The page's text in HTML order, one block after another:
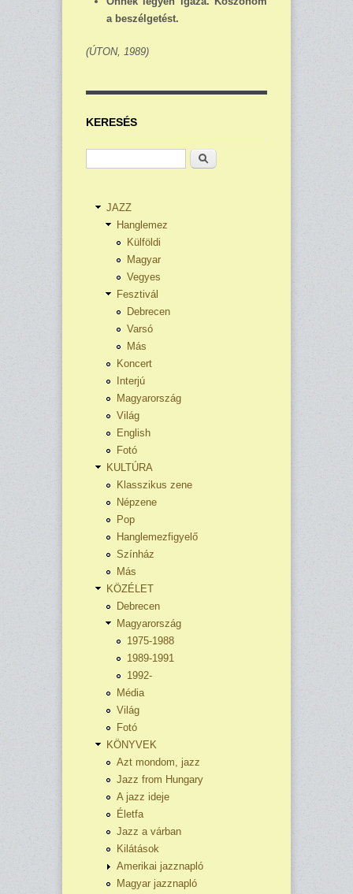
a beszélgetést.
(ÚTON, 1989)
KERESÉS
Keresés
JAZZ
Hanglemez
Külföldi
Magyar
Vegyes
Fesztivál
Debrecen
Varsó
Más
Koncert
Interjú
Magyarország
Világ
English
Fotó
KULTÚRA
Klasszikus zene
Népzene
Pop
Hanglemezfigyelő
Színház
Más
KÖZÉLET
Debrecen
Magyarország
1975-1988
1989-1991
1992-
Média
Világ
Fotó
KÖNYVEK
Azt mondom, jazz
Jazz from Hungary
A jazz ideje
Életfa
Jazz a várban
Kilátások
Amerikai jazznapló
Magyar jazznapló